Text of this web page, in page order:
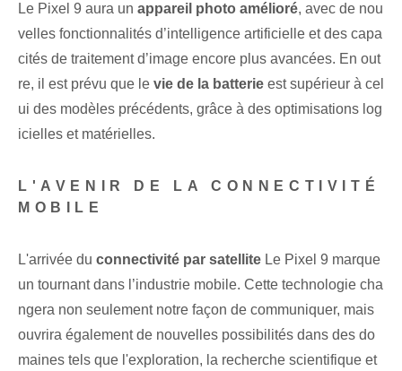
Le Pixel 9 aura un appareil photo amélioré, avec de nou
velles fonctionnalités d’intelligence artificielle et des capa
cités de traitement d’image encore plus avancées. En out
re, il est prévu que le vie de la batterie est supérieur à cel
ui des modèles précédents, grâce à des optimisations log
icielles et matérielles.
L'AVENIR DE LA CONNECTIVITÉ
MOBILE
L'arrivée du connectivité par satellite Le Pixel 9 marque
un tournant dans l’industrie mobile. Cette technologie cha
ngera non seulement notre façon de communiquer, mais
ouvrira également de nouvelles possibilités dans des do
maines tels que l'exploration, la recherche scientifique et